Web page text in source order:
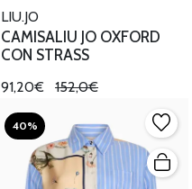
LIU.JO
CAMISALIU JO OXFORD
CON STRASS
91,20€ 152,0€
40%